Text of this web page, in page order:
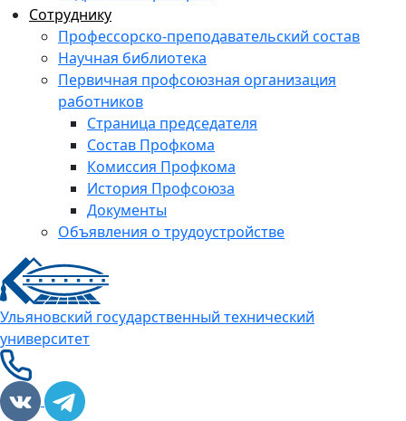
Сотруднику
Профессорско-преподавательский состав
Научная библиотека
Первичная профсоюзная организация
работников
Страница председателя
Состав Профкома
Комиссия Профкома
История Профсоюза
Документы
Объявления о трудоустройстве
Ульяновский государственный технический
университет